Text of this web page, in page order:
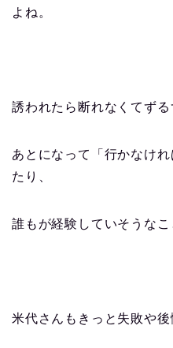
よね。
誘われたら断れなくてずる
あとになって「行かなけ
たり、
誰もが経験していそうなこ
米代さんもきっと失敗や後